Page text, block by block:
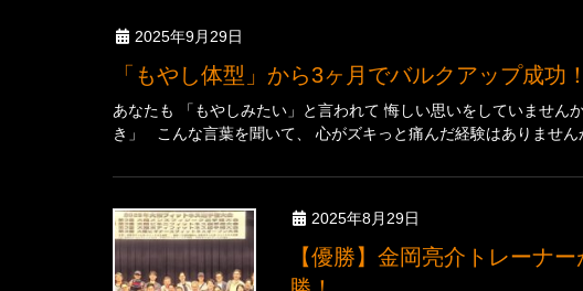
2025年9月29日
「もやし体型」から3ヶ月でバルクアップ成
あなたも 「もやしみたい」と言われて 悔しい思いをしていませ
き」 こんな言葉を聞いて、 心がズキっと痛んだ経験はありませ
2025年8月29日
【優勝】金岡亮介トレーナーが第3回大阪メンズフィジーク選手権で優